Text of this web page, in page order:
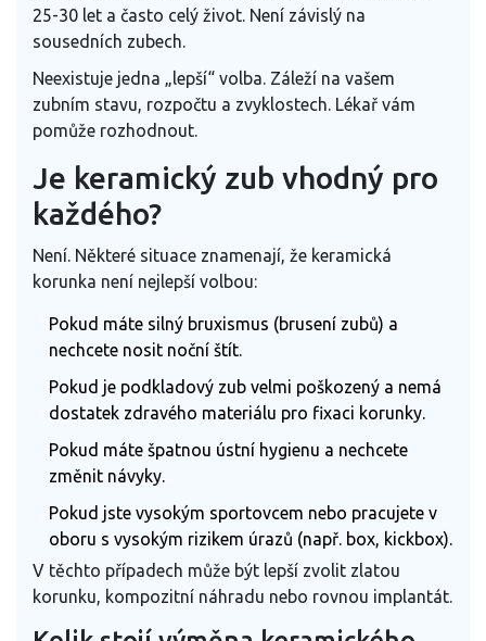
25-30 let a často celý život. Není závislý na
sousedních zubech.
Neexistuje jedna „lepší“ volba. Záleží na vašem
zubním stavu, rozpočtu a zvyklostech. Lékař vám
pomůže rozhodnout.
Je keramický zub vhodný pro
každého?
Není. Některé situace znamenají, že keramická
korunka není nejlepší volbou:
Pokud máte silný bruxismus (brusení zubů) a
nechcete nosit noční štít.
Pokud je podkladový zub velmi poškozený a nemá
dostatek zdravého materiálu pro fixaci korunky.
Pokud máte špatnou ústní hygienu a nechcete
změnit návyky.
Pokud jste vysokým sportovcem nebo pracujete v
oboru s vysokým rizikem úrazů (např. box, kickbox).
V těchto případech může být lepší zvolit zlatou
korunku, kompozitní náhradu nebo rovnou implantát.